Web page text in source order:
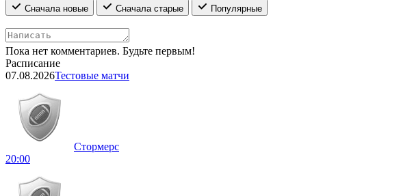
Сначала новые
Сначала старые Популярные
Пока нет комментариев. Будьте первым!
Расписание
07.08.2026Тестовые матчи
Стормерс
20:00